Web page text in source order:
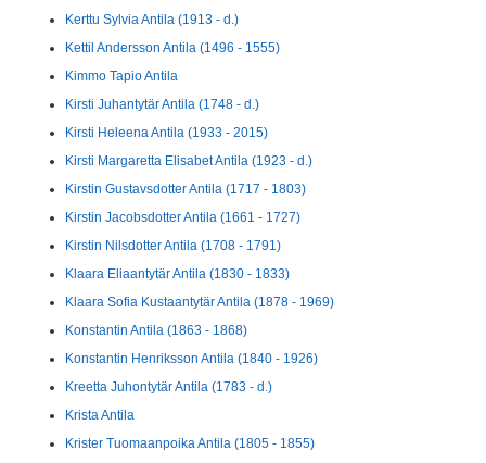
Kerttu Sylvia Antila (1913 - d.)
Kettil Andersson Antila (1496 - 1555)
Kimmo Tapio Antila
Kirsti Juhantytär Antila (1748 - d.)
Kirsti Heleena Antila (1933 - 2015)
Kirsti Margaretta Elisabet Antila (1923 - d.)
Kirstin Gustavsdotter Antila (1717 - 1803)
Kirstin Jacobsdotter Antila (1661 - 1727)
Kirstin Nilsdotter Antila (1708 - 1791)
Klaara Eliaantytär Antila (1830 - 1833)
Klaara Sofia Kustaantytär Antila (1878 - 1969)
Konstantin Antila (1863 - 1868)
Konstantin Henriksson Antila (1840 - 1926)
Kreetta Juhontytär Antila (1783 - d.)
Krista Antila
Krister Tuomaanpoika Antila (1805 - 1855)